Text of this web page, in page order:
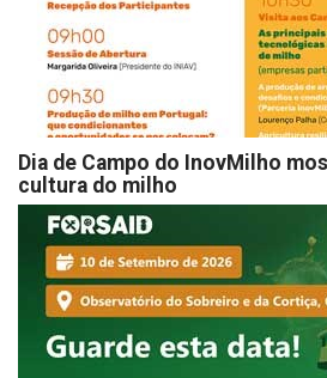
Dia de Campo do InovMilho
cultura do milho